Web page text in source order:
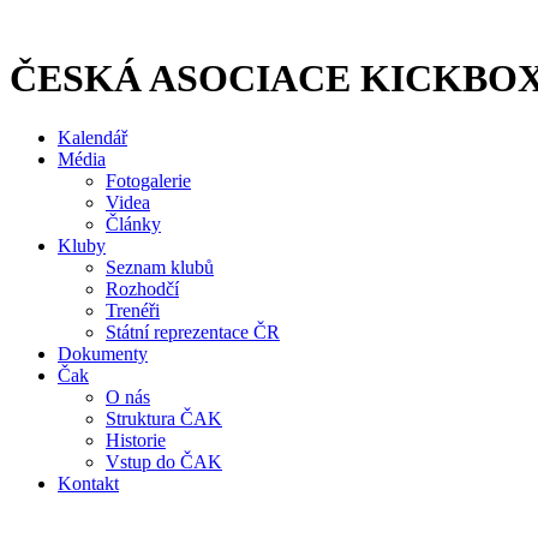
obsahu
ČESKÁ ASOCIACE
Kalendář
Média
Fotogalerie
Videa
Články
Kluby
Seznam klubů
Rozhodčí
Trenéři
Státní reprezentace ČR
Dokumenty
Čak
O nás
Struktura ČAK
Historie
Vstup do ČAK
Kontakt